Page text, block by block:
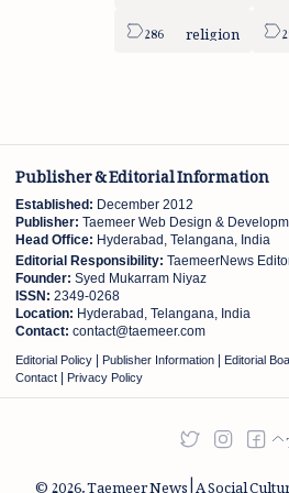
religion
Publisher & Editorial Information
Established: December 2012
Publisher: Taemeer Web Design &
Head Office: Hyderabad, Telangana, India
Editorial Responsibility: TaemeerNews
Founder: Syed Mukarram Niyaz
ISSN: 2349-0268
Location: Hyderabad, Telangana, India
Contact: contact@taemeer.com
Editorial Policy Publisher Information Editorial
Contact Privacy Policy
2026.Taemeer News | A Social